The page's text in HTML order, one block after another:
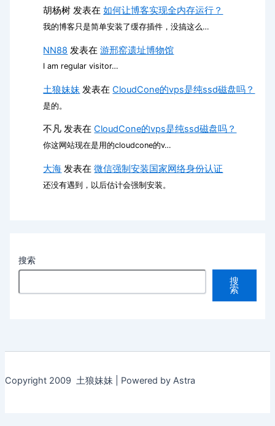
胡杨树 发表在如何让博客实现全内存运行？
我的博客只是简单安装了缓存插件，没搞这么…
NN88 发表在游邢窑遗址博物馆
I am regular visitor…
土狼妹妹 发表在CloudCone的vps是纯ssd磁盘吗？
是的。
不凡 发表在CloudCone的vps是纯ssd磁盘吗？
你这网站现在是用的cloudcone的v…
大海 发表在微信强制安装国家网络身份认证
还没有遇到，以后估计会强制安装。
搜索
搜
索
Copyright 2009 土狼妹妹 | Powered by Astra